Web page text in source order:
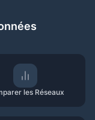
les Réseaux